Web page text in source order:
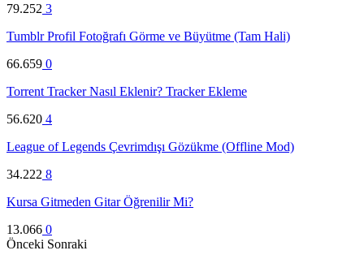
79.252 3
Tumblr Profil Fotoğrafı Görme ve Büyütme (Tam Hali)
66.659 0
Torrent Tracker Nasıl Eklenir? Tracker Ekleme
56.620 4
League of Legends Çevrimdışı Gözükme (Offline Mod)
34.222 8
Kursa Gitmeden Gitar Öğrenilir Mi?
13.066 0
Önceki Sonraki